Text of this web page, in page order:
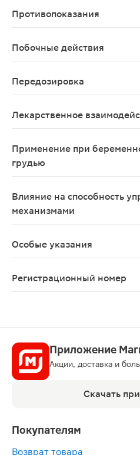
Противопоказания
Побочные действия
Передозировка
Лекарственное
Применение при
грудью
Влияние на способность
механизмами
Особые указания
Регистрационный номер
Приложение
Акции, доставка и
Скачать
Покупателям
Возврат товара